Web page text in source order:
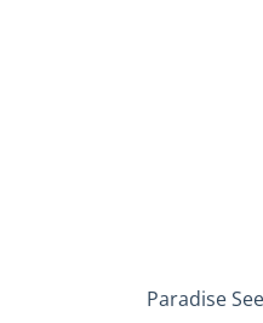
Paradise